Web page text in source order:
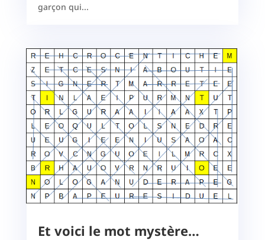
garçon qui...
Et voici le mot mystère…